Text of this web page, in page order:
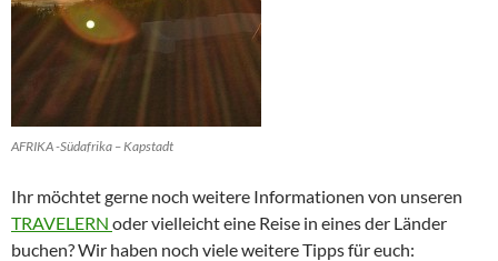
AFRIKA -Südafrika – Kapstadt
Ihr möchtet gerne noch weitere Informationen von unseren
TRAVELERN oder vielleicht eine Reise in eines der Länder
buchen? Wir haben noch viele weitere Tipps für euch: